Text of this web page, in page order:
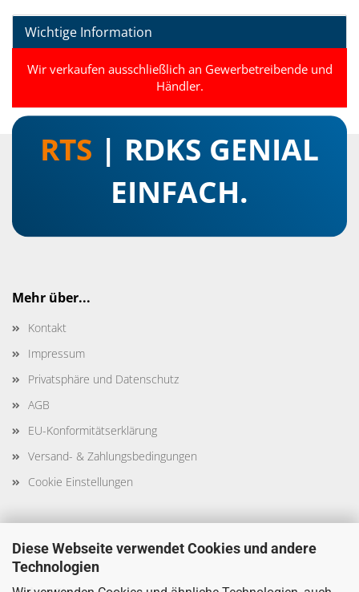
Diese Webseite verwendet Cookies und andere
Technologien
Wichtige Information
Wir verkaufen ausschließlich an Gewerbetreibende und
Händler.
RTS | RDKS GENIAL
EINFACH.
Mehr über...
Kontakt
Impressum
Privatsphäre und Datenschutz
AGB
EU-Konformitätserklärung
Versand- & Zahlungsbedingungen
Cookie Einstellungen